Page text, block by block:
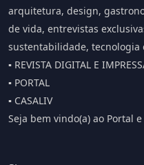
arquitetura, design,
de vida, entrevistas
sustentabilidade, tecnologia
▪️ REVISTA DIGITAL E
▪️ PORTAL
▪️ CASALIV
Seja bem vindo(a) ao Portal e